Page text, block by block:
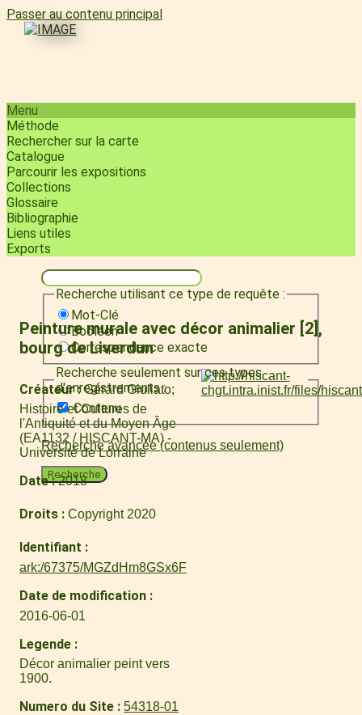
Passer au contenu principal
Menu
Méthode
Rechercher sur la carte
Catalogue
Parcourir les expositions
Collections
Glossaire
Bibliographie
Liens utiles
Exports
Recherche utilisant ce type de requête :
Mot-Clé
Booléen
Correspondance exacte
Recherche seulement sur ces types
d'enregistrements :
Contenu
Recherche avancée (contenus seulement)
Recherche
Peinture murale avec décor animalier [2],
bourg de Liverdun
Créateur
Gérard Giuliato
Histoire et Cultures de
l'Antiquité et du Moyen Âge
(EA1132 / HISCANT-MA) -
Université de Lorraine
Date 2018
Droits Copyright 2020
Identifiant
ark:/67375/MGZdHm8GSx6F
Date de modification
2016-06-01
Legende
Décor animalier peint vers
1900.
Numero du Site 54318-01